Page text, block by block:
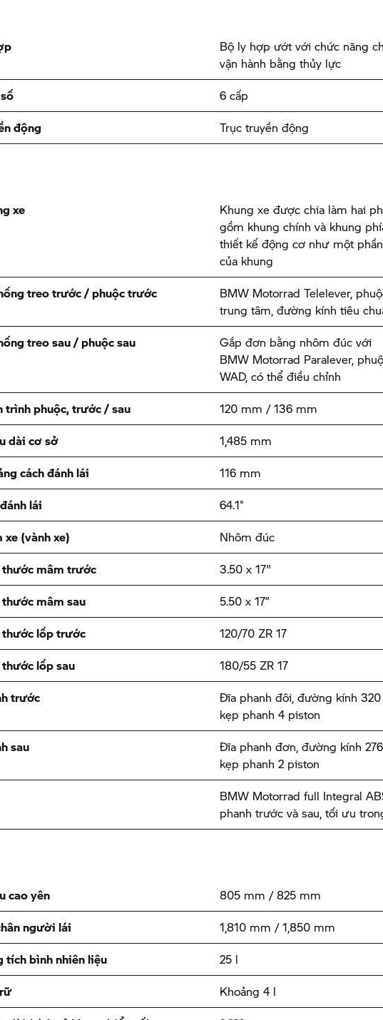
Bộ ly hợp ướt với chức năng
vận hành bằng thủy lực
6 cấp
động
Trục truyền động
xe
Khung xe được chia làm hai
gồm khung chính và khung
thiết kế động cơ như một
của khung
treo trước / phuộc trước
BMW Motorrad Telelever,
trung tâm, đường kính tiêu
treo sau / phuộc sau
Gắp đơn bằng nhôm đúc với
BMW Motorrad Paralever,
WAD, có thể điều chỉnh
trình phuộc, trước / sau
120 mm / 136 mm
dài cơ sở
1,485 mm
cách đánh lái
116 mm
lái
64.1°
xe (vành xe)
Nhôm đúc
thước mâm trước
3.50 x 17"
mâm sau
5.50 x 17”
thước lốp trước
120/70 ZR 17
lốp sau
180/55 ZR 17
trước
Đĩa phanh đôi, đường kính
kẹp phanh 4 piston
sau
Đĩa phanh đơn, đường kính
kẹp phanh 2 piston
BMW Motorrad full Integral
phanh trước và sau, tối ưu
cao yên
805 mm / 825 mm
người lái
1,810 mm / 1,850 mm
tích bình nhiên liệu
25 l
Khoảng 4 l